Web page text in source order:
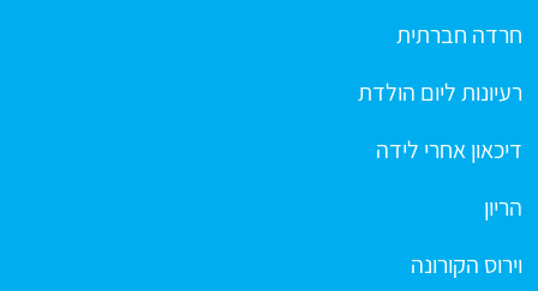
חרדה חברתית
רעיונות ליום הולדת
דיכאון אחרי לידה
הריון
וירוס הקורונה